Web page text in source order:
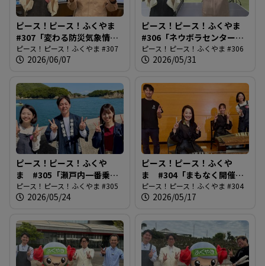
ピース！ピース！ふくやま
#307「変わる防災気象情
報」
ピース！ピース！ふくやま #307
2026/06/07
ピース！ピース！ふくやま
#306「ネウボラセンターリ
ニューアル」
ピース！ピース！ふくやま #306
2026/05/31
ピース！ピース！ふくや
ま #305「瀬戸内一番乗
り！鞆の浦弁天島花火大
会」
ピース！ピース！ふくやま #305
2026/05/24
ピース！ピース！ふくや
ま #304「まもなく開催！
ばらのまち福山国際音楽
祭」
ピース！ピース！ふくやま #304
2026/05/17